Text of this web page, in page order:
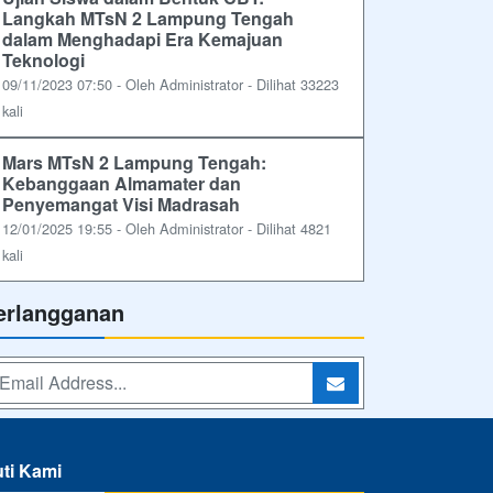
Langkah MTsN 2 Lampung Tengah
dalam Menghadapi Era Kemajuan
Teknologi
09/11/2023 07:50 - Oleh Administrator - Dilihat 33223
kali
Mars MTsN 2 Lampung Tengah:
Kebanggaan Almamater dan
Penyemangat Visi Madrasah
12/01/2025 19:55 - Oleh Administrator - Dilihat 4821
kali
Kami